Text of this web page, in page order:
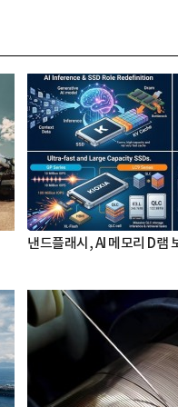
낸드플래시, AI 메모리 D램